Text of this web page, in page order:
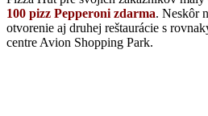
100 pizz Pepperoni zdarma. Neskôr
otvorenie aj druhej reštaurácie s
centre Avion Shopping Park.